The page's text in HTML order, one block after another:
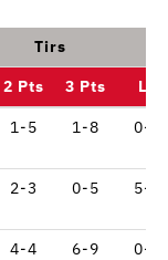
Tirs
2 Pts 3 Pts LF
1-5 1-8 0-0
2-3 0-5 5-6
4-4 6-9 0-0